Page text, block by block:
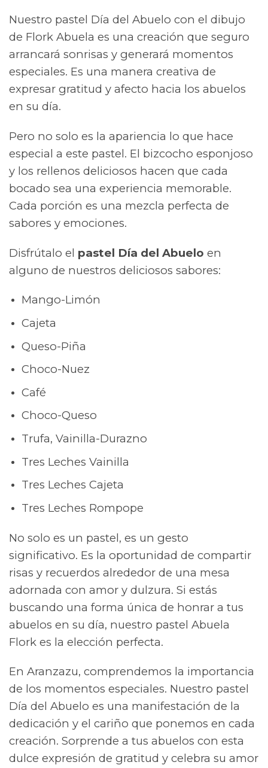
Nuestro pastel Día del Abuelo con el dibujo
de Flork Abuela es una creación que seguro
arrancará sonrisas y generará momentos
especiales. Es una manera creativa de
expresar gratitud y afecto hacia los abuelos
en su día.
Pero no solo es la apariencia lo que hace
especial a este pastel. El bizcocho esponjoso
y los rellenos deliciosos hacen que cada
bocado sea una experiencia memorable.
Cada porción es una mezcla perfecta de
sabores y emociones.
Disfrútalo el pastel Día del Abuelo en
alguno de nuestros deliciosos sabores:
Mango-Limón
Cajeta
Queso-Piña
Choco-Nuez
Café
Choco-Queso
Trufa, Vainilla-Durazno
Tres Leches Vainilla
Tres Leches Cajeta
Tres Leches Rompope
No solo es un pastel, es un gesto
significativo. Es la oportunidad de compartir
risas y recuerdos alrededor de una mesa
adornada con amor y dulzura. Si estás
buscando una forma única de honrar a tus
abuelos en su día, nuestro pastel Abuela
Flork es la elección perfecta.
En Aranzazu, comprendemos la importancia
de los momentos especiales. Nuestro pastel
Día del Abuelo es una manifestación de la
dedicación y el cariño que ponemos en cada
creación. Sorprende a tus abuelos con esta
dulce expresión de gratitud y celebra su amor